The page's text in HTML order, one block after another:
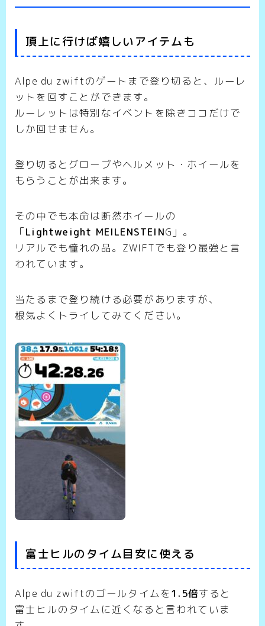
頂上に行けば嬉しいアイテムも
Alpe du zwiftのゲートまで登り切ると、ルーレ
ットを回すことができます。
ルーレットは特別なイベントを除きココだけで
しか回せません。
登り切るとグローブやヘルメット・ホイールを
もらうことが出来ます。
その中でも本命は断然ホイールの
「Lightweight MEILENSTEING」。
リアルでも憧れの品。ZWIFTでも登り最強と言
われています。
当たるまで登り続ける必要がありますが、
根気よくトライしてみてください。
富士ヒルのタイム目安に使える
Alpe du zwiftのゴールタイムを 1.5倍すると
富士ヒルのタイムに近くなると言われていま